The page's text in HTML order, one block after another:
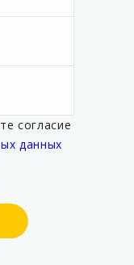
согласие
данных